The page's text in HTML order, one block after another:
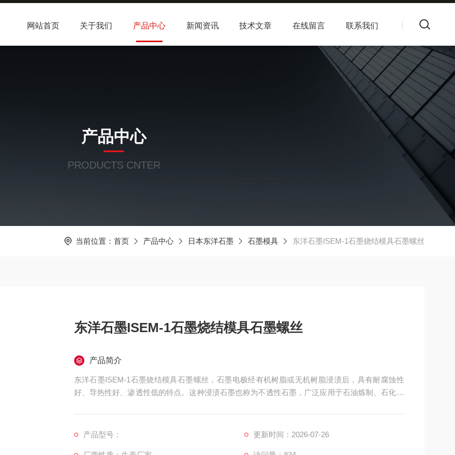
网站首页 关于我们 产品中心 新闻资讯 技术文章 在线留言 联系我们
产品中心
PRODUCTS CNTER
当前位置： 首页 产品中心 日本东洋石墨 石墨模具 东洋石墨ISEM-1石墨烧结模具石墨螺丝
东洋石墨ISEM-1石墨烧结模具石墨螺丝
产品简介
东洋石墨ISEM-1石墨烧结模具石墨螺丝，石墨电极经有机树脂或无机树脂浸渍后，具有耐腐蚀性
好、导热性好、渗透性低的特点。这种浸渍石墨也称为不透性石墨，广泛应用于石油炼制、石化、
产品型号：
更新时间：2026-07-26